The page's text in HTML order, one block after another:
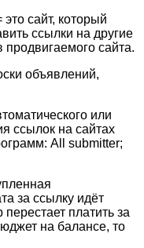
сайт, который
ссылки на другие
сайта.
объявлений,
или
ссылок на сайтах
All submitter;
за ссылку идёт
платить за
на балансе, то